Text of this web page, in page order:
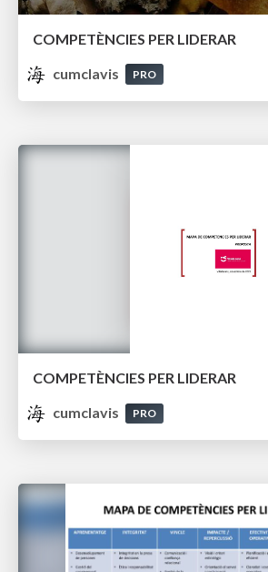
COMPETÈNCIES PER LIDERAR
cumclavis
PRO
COMPETÈNCIES PER LIDERAR
cumclavis
PRO